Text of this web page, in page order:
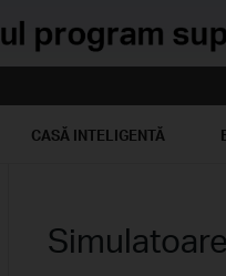
CASĂ INTELIGENTĂ